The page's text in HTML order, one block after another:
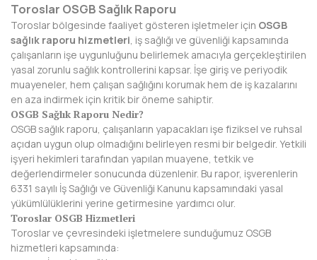
ANTALYA
ARDAHAN
ARTVİN
AYDIN
BALIKESİR
BARTIN
BATMAN
BAYBURT
Toroslar OSGB Sağlık Raporu
Toroslar bölgesinde faaliyet gösteren işletmeler için OSGB
sağlık raporu hizmetleri , iş sağlığı ve güvenliği kapsamında
çalışanların işe uygunluğunu belirlemek amacıyla gerçekleştirilen
yasal zorunlu sağlık kontrollerini kapsar. İşe giriş ve periyodik
muayeneler, hem çalışan sağlığını korumak hem de iş kazalarını
en aza indirmek için kritik bir öneme sahiptir.
OSGB Sağlık Raporu Nedir?
OSGB sağlık raporu, çalışanların yapacakları işe fiziksel ve ruhsal
açıdan uygun olup olmadığını belirleyen resmi bir belgedir. Yetkili
işyeri hekimleri tarafından yapılan muayene, tetkik ve
değerlendirmeler sonucunda düzenlenir. Bu rapor, işverenlerin
6331 sayılı İş Sağlığı ve Güvenliği Kanunu kapsamındaki yasal
yükümlülüklerini yerine getirmesine yardımcı olur.
Toroslar OSGB Hizmetleri
Toroslar ve çevresindeki işletmelere sunduğumuz OSGB
hizmetleri kapsamında: